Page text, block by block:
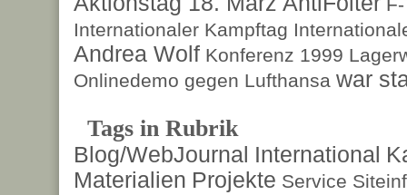
Internationaler Kampftag
Andrea Wolf Konferenz 1999
Onlinedemo gegen Lufthansa war
Tags in Rubrik
Blog/WebJournal International
Materialien Projekte Service